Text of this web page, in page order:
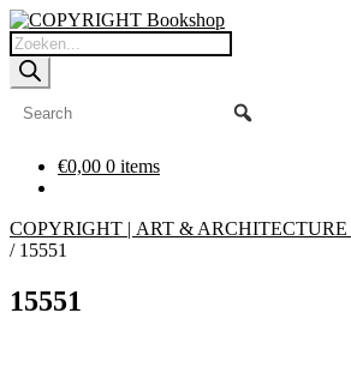
Ga
door
naar
navigatie
Ga
naar
de
inhoud
Producten
zoeken
€0,00 0 items
COPYRIGHT | ART & ARCHITECTURE
/ 15551
15551